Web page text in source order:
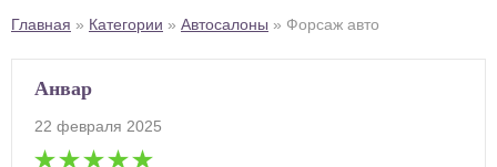
Главная » Категории » Автосалоны » Форсаж авто
Анвар
22 февраля 2025